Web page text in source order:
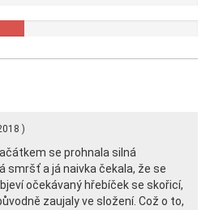
)
se prohnala silná
smršť a já naivka čekala, že se
očekávaný hřebíček se skořicí,
zaujaly ve složení. Což o to,